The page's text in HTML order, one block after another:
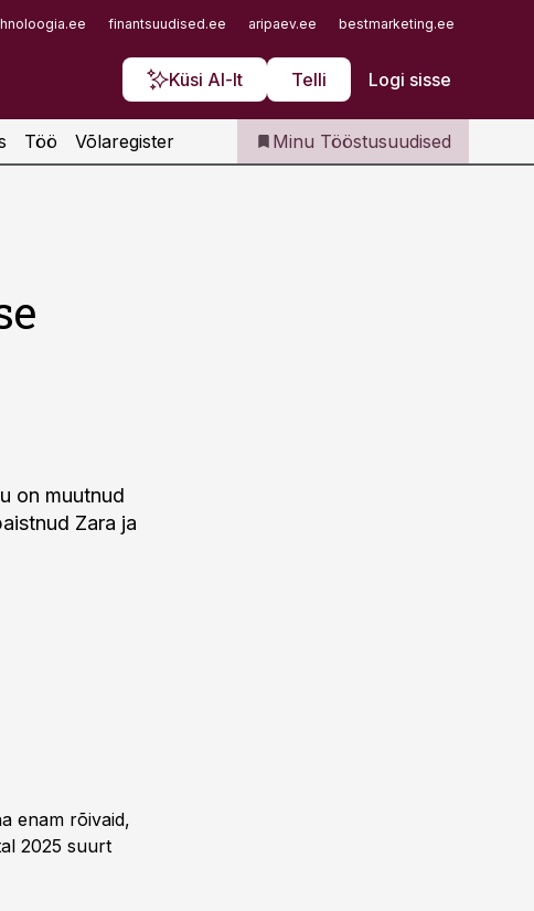
finantsuudised.ee aripaev.ee bestmarketing.ee
Küsi AI-lt Telli Logi sisse
Iseteenindus
Telli Tööstusuudised
Töö Võlaregister Minu Tööstusuudised
on muutnud
Zara ja
enam rõivaid,
2025 suurt